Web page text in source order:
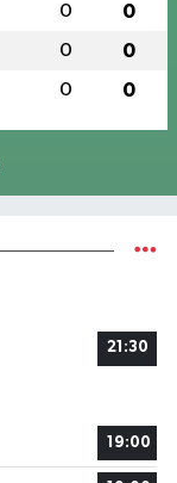
0 0
0 0
0 0
21:30
19:00